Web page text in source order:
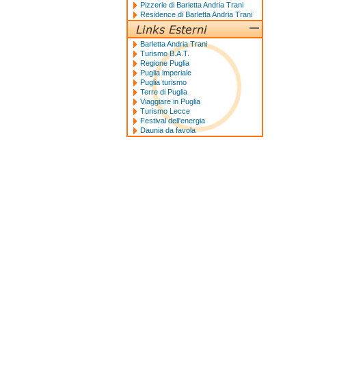
Pizzerie di Barletta Andria Trani
Residence di Barletta Andria Trani
Barletta Andria Trani
Turismo B.A.T.
Regione Puglia
Puglia imperiale
Puglia turismo
Terre di Puglia
Viaggiare in Puglia
Turismo Lecce
Festival dell'energia
Daunia da favola